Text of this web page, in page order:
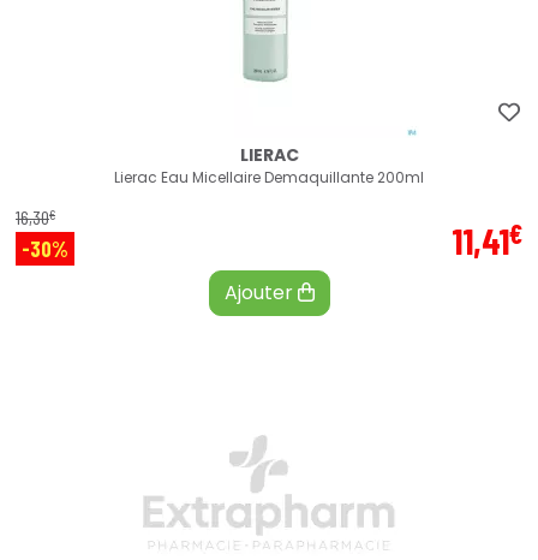
LIERAC
Lierac Eau Micellaire Demaquillante 200ml
16,30€
-30% 11,41€
Ajouter